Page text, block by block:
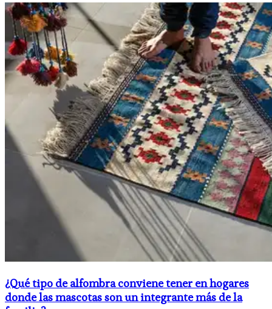
¿Qué tipo de alfombra conviene tener en hogares
donde las mascotas son un integrante más de la